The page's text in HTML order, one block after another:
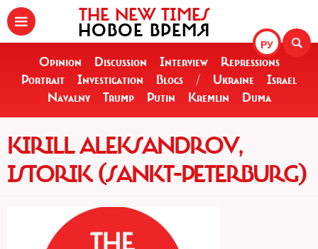
РУ
THE NEW TIMES
НОВОЕ ВРЕМЯ
Opinion Discussion Interview
Repressions
Portrait
Investigation Blogs / Ukraine
Israel
Navalny
Trump Putin Kremlin Duma
KIRILL ALEKSANDROV,
ISTORIK (SANKT-PETERBURG)